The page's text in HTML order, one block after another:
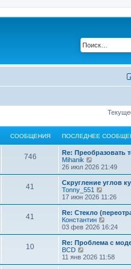
СООБЩЕНИЯ ПОСЛЕДНЕЕ
746
Re: Преобразовать
Mihanik
е
р
е
й
т
п
о
с
е
н
е
26 июл 2026 21:49
41
Скругление углов
Tonny_551
е
р
е
й
т
п
о
с
17 июн 2026 11:26
41
Re: Стекло
Константин
е
р
е
т
03 фев 2026 16:24
10
Re: Проблема с
BCD
е
р
11 янв 2026 11:58